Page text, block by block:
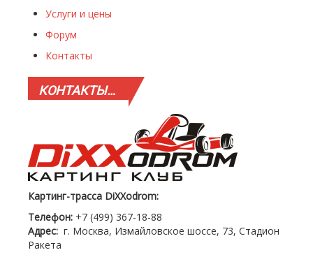
Услуги и цены
Форум
Контакты
КОНТАКТЫ…
Картинг-трасса DiXXodrom:
Телефон: +7 (499) 367-18-88
Адрес: г. Москва, Измайловское шоссе, 73, Стадион
Ракета